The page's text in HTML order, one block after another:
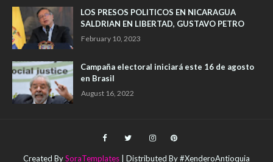
LOS PRESOS POLITICOS EN NICARAGUA
SALDRIAN EN LIBERTAD, GUSTAVO PETRO
February 10, 2023
Campaña electoral iniciará este 16 de agosto
en Brasil
August 16, 2022
Created BySoraTemplates | Distributed By #XenderoAntioquia